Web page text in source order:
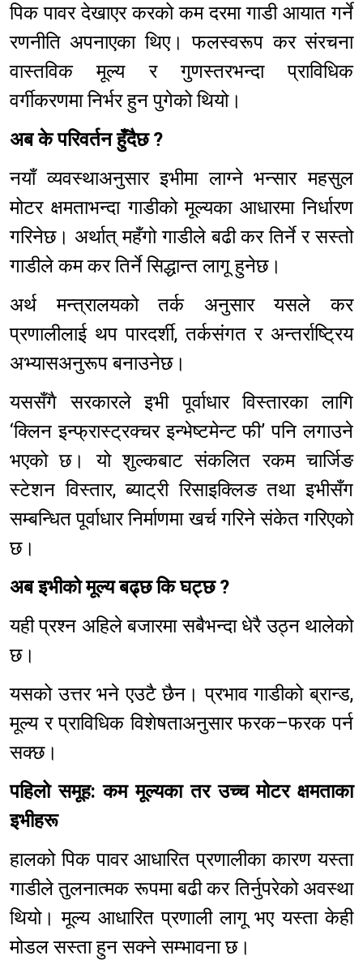
पिक पावर देखाएर करको कम दरमा गाडी आयात गर्ने
रणनीति अपनाएका थिए। फलस्वरूप कर संरचना
वास्तविक मूल्य र गुणस्तरभन्दा प्राविधिक
वर्गीकरणमा निर्भर हुन पुगेको थियो।
अब के परिवर्तन हुँदैछ ?
नयाँ व्यवस्थाअनुसार इभीमा लाग्ने भन्सार महसुल
मोटर क्षमताभन्दा गाडीको मूल्यका आधारमा निर्धारण
गरिनेछ। अर्थात् महँगो गाडीले बढी कर तिर्ने र सस्तो
गाडीले कम कर तिर्ने सिद्धान्त लागू हुनेछ।
अर्थ मन्त्रालयको तर्क अनुसार यसले कर
प्रणालीलाई थप पारदर्शी, तर्कसंगत र अन्तर्राष्ट्रिय
अभ्यासअनुरूप बनाउनेछ।
यससँगै सरकारले इभी पूर्वाधार विस्तारका लागि
‘क्लिन इन्फ्रास्ट्रक्चर इन्भेष्टमेन्ट फी’ पनि लगाउने
भएको छ। यो शुल्कबाट संकलित रकम चार्जिङ
स्टेशन विस्तार, ब्याट्री रिसाइक्लिङ तथा इभीसँग
सम्बन्धित पूर्वाधार निर्माणमा खर्च गरिने संकेत गरिएको
छ।
अब इभीको मूल्य बढ्छ कि घट्छ ?
यही प्रश्न अहिले बजारमा सबैभन्दा धेरै उठ्न थालेको
छ।
यसको उत्तर भने एउटै छैन। प्रभाव गाडीको ब्रान्ड,
मूल्य र प्राविधिक विशेषताअनुसार फरक–फरक पर्न
सक्छ।
पहिलो समूह: कम मूल्यका तर उच्च मोटर क्षमताका
इभीहरू
हालको पिक पावर आधारित प्रणालीका कारण यस्ता
गाडीले तुलनात्मक रूपमा बढी कर तिर्नुपरेको अवस्था
थियो। मूल्य आधारित प्रणाली लागू भए यस्ता केही
मोडल सस्ता हुन सक्ने सम्भावना छ।